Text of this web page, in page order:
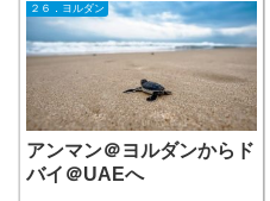
２６．ヨルダン
アンマン＠ヨルダンからド
バイ＠UAEへ